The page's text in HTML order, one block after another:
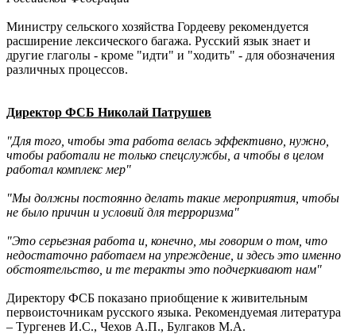
Министру сельского хозяйства Гордееву рекомендуется
расширение лексического багажа. Русский язык знает и
другие глаголы - кроме "идти" и "ходить" - для обозначения
различных процессов.
Директор ФСБ Николай Патрушев
"Для того, чтобы эта работа велась эффективно, нужно,
чтобы работали не только спецслужбы, а чтобы в целом
работал комплекс мер"
"Мы должны постоянно делать такие мероприятия, чтобы
не было причин и условий для терроризма"
"Это серьезная работа и, конечно, мы говорим о том, что
недостаточно работаем на упреждение, и здесь это именно
обстоятельство, и те теракты это подчеркивают нам"
Директору ФСБ показано приобщение к живительным
первоисточникам русского языка. Рекомендуемая литература
– Тургенев И.С., Чехов А.П., Булгаков М.А.